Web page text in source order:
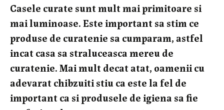
Casele curate sunt mult mai primitoare si
mai luminoase. Este important sa stim ce
produse de curatenie sa cumparam, astfel
incat casa sa straluceasca mereu de
curatenie. Mai mult decat atat, oamenii cu
adevarat chibzuiti stiu ca este la fel de
important ca si produsele de igiena sa fie